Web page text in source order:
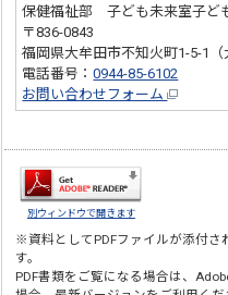
保健福祉部 子ども未来室子ど
〒836-0843
福岡県大牟田市不知火町1-5-1（
電話番号：0944-85-6102
お問い合わせフォーム
別ウィンドウで開きます
※資料としてPDFファイルが添付さ
す。
PDF書類をご覧になる場合は、